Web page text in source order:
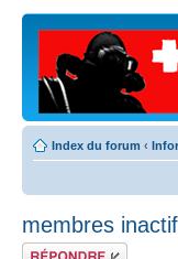
Index du forum ‹
membres
Répondre